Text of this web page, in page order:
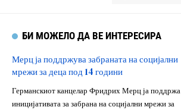
БИ МОЖЕЛО ДА ВЕ ИНТЕРЕСИРА
Мерц ја поддржува забраната на социјални
мрежи за деца под 14 години
Германскиот канцелар Фридрих Мерц ја поддржа
иницијативата за забрана на социјални мрежи за